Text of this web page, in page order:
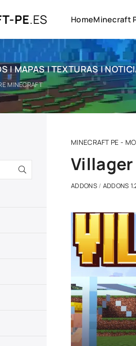
PE.ES HomeMinecraft
| MAPAS | TEXTURAS |
MINECRAFT
MINECRAFT PE -
Villager
ADDONS/ ADDONS